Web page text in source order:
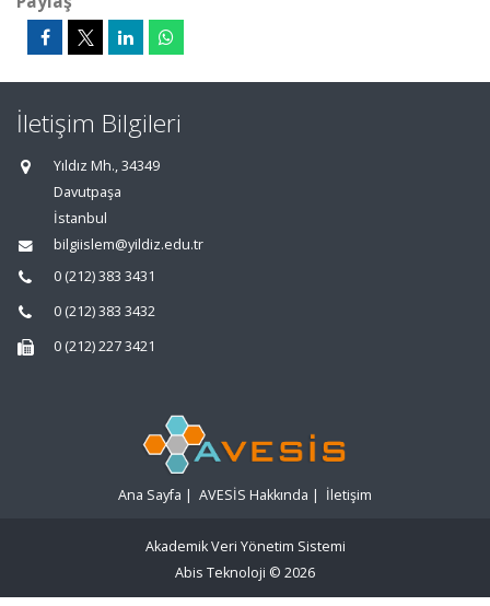
İletişim Bilgileri
Yıldız Mh., 34349
Davutpaşa
İstanbul
bilgiislem@yildiz.edu.tr
0 (212) 383 3431
0 (212) 383 3432
0 (212) 227 3421
Ana Sayfa | AVESİS Hakkında | İletişim
Akademik Veri Yönetim Sistemi
Abis Teknoloji © 2026